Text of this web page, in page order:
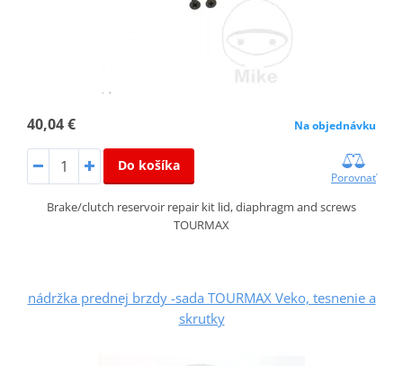
40,04 € Na objednávku
Do košíka
Porovnať
Brake/clutch reservoir repair kit lid, diaphragm and screws
TOURMAX
nádržka prednej brzdy -sada TOURMAX Veko, tesnenie a
skrutky